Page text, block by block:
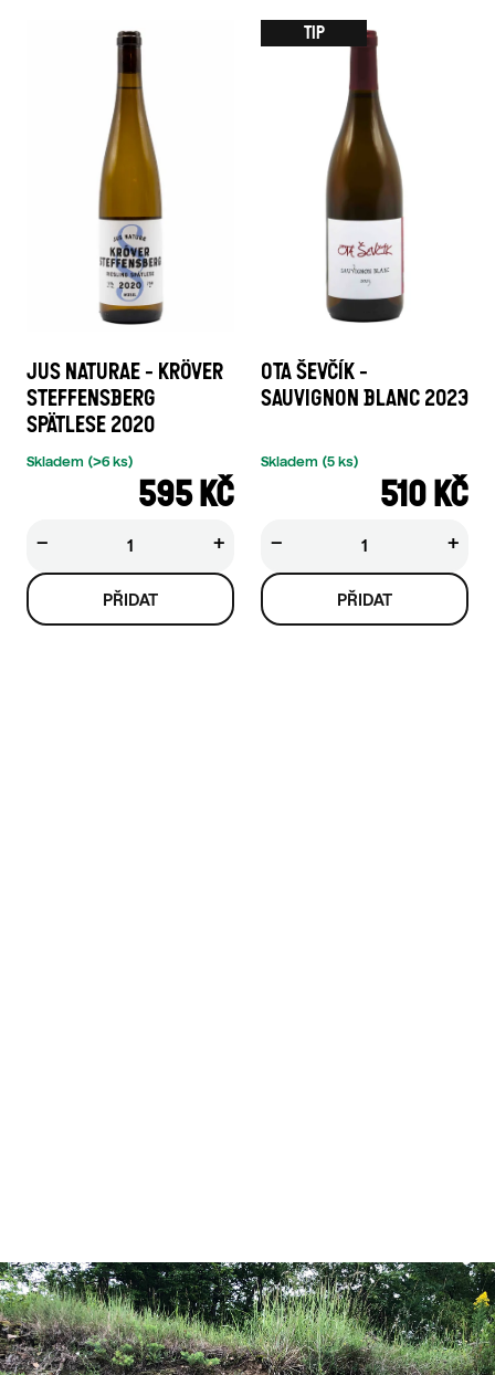
JUS NATURAE - KRÖVER
STEFFENSBERG
SPÄTLESE 2020
595 KČ
Skladem (>6 ks)
+
−
TIP
OTA ŠEVČÍK -
SAUVIGNON BLANC 2023
510 KČ
Skladem (5 ks)
+
−
O VINAŘSTVÍ NIBIRU